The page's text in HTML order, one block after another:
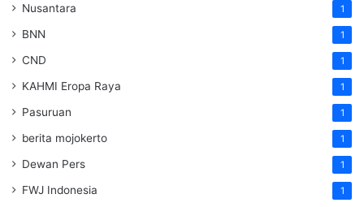
Nusantara 1
BNN 1
CND 1
KAHMI Eropa Raya 1
Pasuruan 1
berita mojokerto 1
Dewan Pers 1
FWJ Indonesia 1